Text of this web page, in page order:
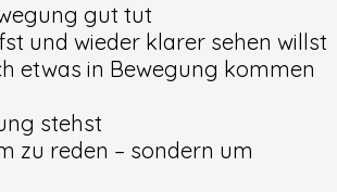
gut tut
und wieder klarer sehen willst
etwas in Bewegung kommen
stehst
zu reden – sondern um